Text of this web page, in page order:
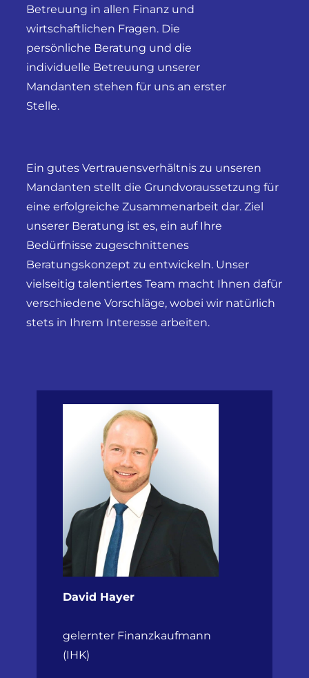
Betreuung in allen Finanz und
wirtschaftlichen Fragen. Die
persönliche Beratung und die
individuelle Betreuung unserer
Mandanten stehen für uns an erster
Stelle.
Ein gutes Vertrauensverhältnis zu unseren
Mandanten stellt die Grundvoraussetzung für
eine erfolgreiche Zusammenarbeit dar. Ziel
unserer Beratung ist es, ein auf Ihre
Bedürfnisse zugeschnittenes
Beratungskonzept zu entwickeln. Unser
vielseitig talentiertes Team macht Ihnen dafür
verschiedene Vorschläge, wobei wir natürlich
stets in Ihrem Interesse arbeiten.
David Hayer
gelernter Finanzkaufmann
(IHK)